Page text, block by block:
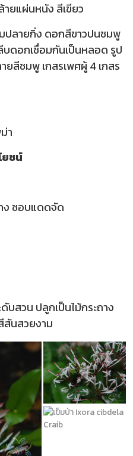
ยแผ่นหนัง สีเขียว
ปลายกิ่ง ดอกสีขาวปนชมพู
ดอกเชื่อมกันเป็นหลอด รูป
ยสีชมพู เกสรเพศผู้ 4 เกสร
า
ยชน์
ง ชอบแดดจัด
สวน ปลูกเป็นไม้กระถาง
นสวยงาม